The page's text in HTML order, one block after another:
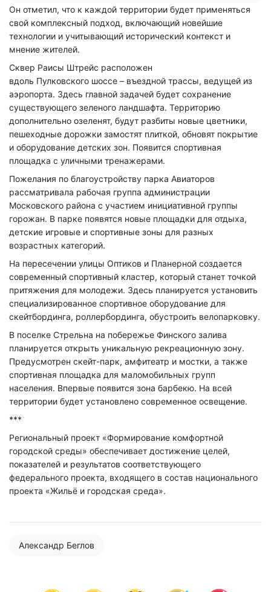
Он отметил, что к каждой территории будет применяться
свой комплексный подход, включающий новейшие
технологии и учитывающий исторический контекст и
мнение жителей.
Сквер Раисы Штрейс расположен
вдоль Пулковского шоссе – въездной трассы, ведущей из
аэропорта. Здесь главной задачей будет сохранение
существующего зеленого ландшафта. Территорию
дополнительно озеленят, будут разбиты новые цветники,
пешеходные дорожки замостят плиткой, обновят покрытие
и оборудование детских зон. Появится спортивная
площадка с уличными тренажерами.
Пожелания по благоустройству парка Авиаторов
рассматривала рабочая группа администрации
Московского района с участием инициативной группы
горожан. В парке появятся новые площадки для отдыха,
детские игровые и спортивные зоны для разных
возрастных категорий.
На пересечении улицы Оптиков и Планерной создается
современный спортивный кластер, который станет точкой
притяжения для молодежи. Здесь планируется установить
специализированное спортивное оборудование для
скейтбординга, роллербординга, обустроить велопарковку.
В поселке Стрельна на побережье Финского залива
планируется открыть уникальную рекреационную зону.
Предусмотрен скейт-парк, амфитеатр и мостки, а также
спортивная площадка для маломобильных групп
населения. Впервые появится зона барбекю. На всей
территории будет установлено современное освещение.
***
Региональный проект «Формирование комфортной
городской среды» обеспечивает достижение целей,
показателей и результатов соответствующего
федерального проекта, входящего в состав национального
проекта «Жильё и городская среда».
Александр Беглов
соглашаетесь с